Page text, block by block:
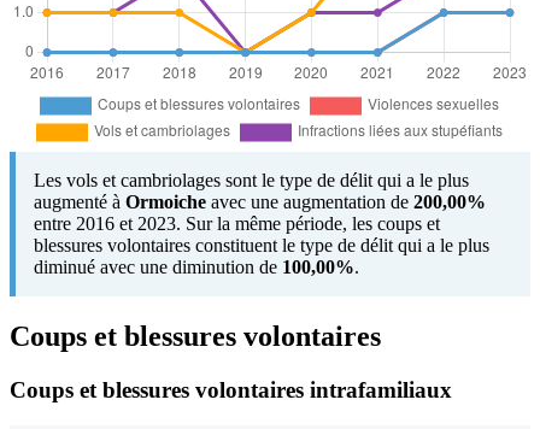
Les vols et cambriolages sont le type de délit qui a le plus
augmenté à Ormoiche avec une augmentation de 200,00%
entre 2016 et 2023. Sur la même période, les coups et
blessures volontaires constituent le type de délit qui a le plus
diminué avec une diminution de 100,00%.
Coups et blessures volontaires
Coups et blessures volontaires intrafamiliaux